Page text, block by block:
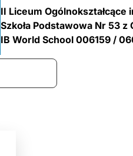
II Liceum Ogólnokształcące
Szkoła Podstawowa Nr 53
IB World School 006159 /